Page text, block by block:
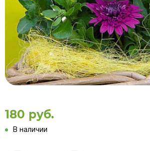
180 руб.
В наличии